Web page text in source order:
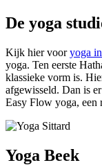
De yoga
Kijk hier vooryoga
yoga. Ten eerste
klassieke vorm is.
afgewisseld. Dan is
Easy Flow yoga, een
Yoga Beek